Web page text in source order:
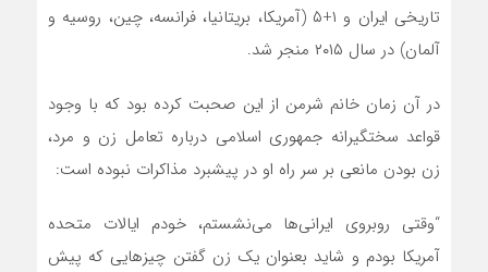
تاریخی ایران و ۱+۵ (آمریکا، بریتانیا، فرانسه، چین، روسیه و
آلمان) در سال ۲۰۱۵ منجر شد.
در آن زمان خانم شرمن از این صحبت کرده بود که با وجود
قواعد سختگیرانه‌ جمهوری اسلامی درباره تعامل زن و مرد،
زن بودن مانعی بر سر راه او در پیشبرد مذاکرات نبوده است:
“وقتی روبروی ایرانی‌ها می‌نشستم، خودم ایالات متحده
آمریکا بودم و شاید بعنوان یک زن گفتن چیزهایی که پیش